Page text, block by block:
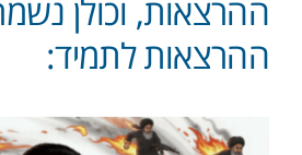
ההרצאות, וכולן
ההרצאות לתמיד: